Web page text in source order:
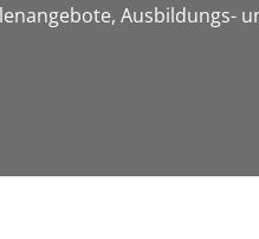
Ausbildungs-